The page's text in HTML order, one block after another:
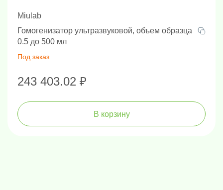
Miulab
Гомогенизатор ультразвуковой, объем образца
0.5 до 500 мл
Под заказ
243 403.02 ₽
В корзину